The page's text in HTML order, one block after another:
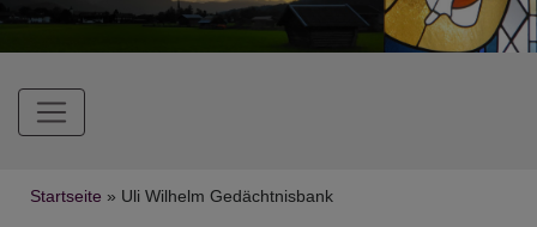
Hauptnavigation
Breadcrumb
Startseite Uli Wilhelm Gedächtnisbank